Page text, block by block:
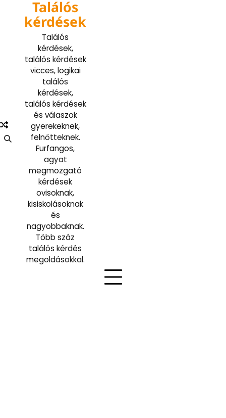
content
Találós
kérdések
Találós
kérdések,
találós kérdések
vicces, logikai
találós
kérdések,
találós kérdések
és válaszok
gyerekeknek,
felnőtteknek.
Furfangos,
agyat
megmozgató
kérdések
ovisoknak,
kisiskolásoknak
és
nagyobbaknak.
Több száz
találós kérdés
megoldásokkal.